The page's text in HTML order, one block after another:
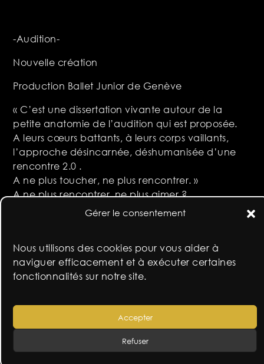
Gérer le consentement
Nous utilisons des cookies pour vous aider à
naviguer efficacement et à exécuter certaines
fonctionnalités sur notre site.
Accepter
Refuser
-Audition-
Nouvelle création
Production Ballet Junior de Genève
« C’est une dissertation vivante autour de la
petite anatomie de l’audition qui est proposée.
A leurs cœurs battants, à leurs corps vaillants,
l’approche désincarnée, déshumanisée d’une
rencontre 2.0 .
A ne plus toucher, ne plus rencontrer. »
A ne plus rencontrer, ne plus aimer ?
Réserver